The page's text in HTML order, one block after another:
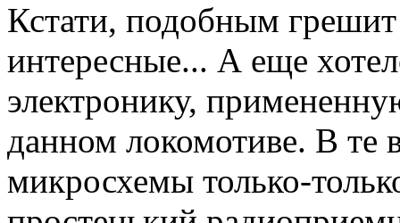
Кстати, подобным
интересные... А еще
электронику,
данном локомотиве. В те
микросхемы только-